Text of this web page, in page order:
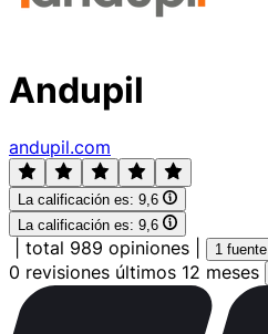
Andupil
andupil.com
La calificación es: 9,6
La calificación es: 9,6
total 989 opiniones 1 fuente
0 revisiones últimos 12 meses